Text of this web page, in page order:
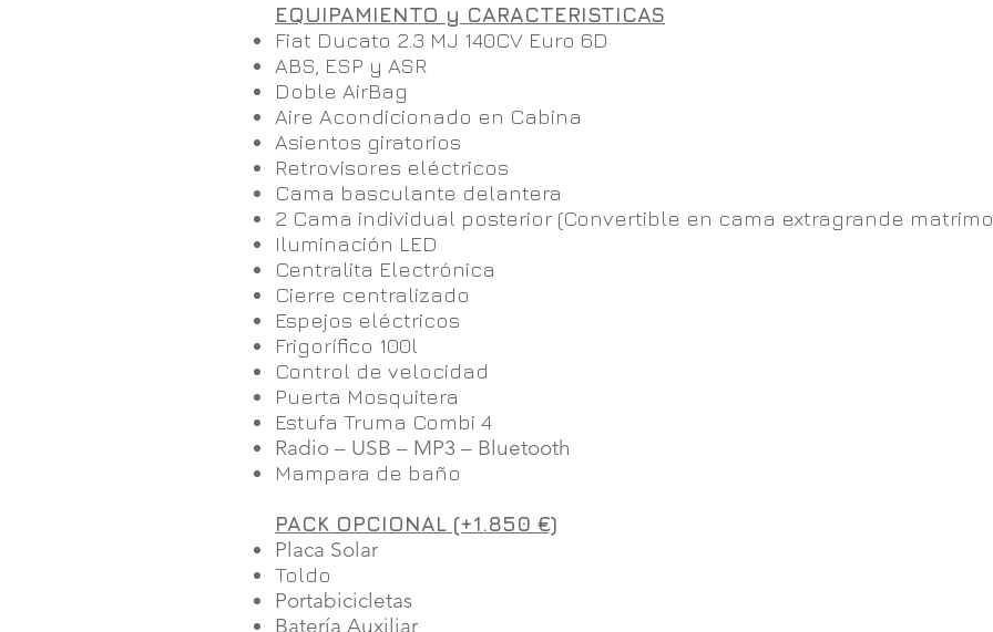
EQUIPAMIENTO y CARACTERISTICAS
Fiat Ducato 2.3 MJ 140CV Euro 6D
ABS, ESP y ASR
Doble AirBag
Aire Acondicionado en Cabina
Asientos giratorios
Retrovisores eléctricos
Cama basculante delantera
2 Cama individual posterior (Convertible en cama extragrande
Iluminación LED
Centralita Electrónica
Cierre centralizado
Espejos eléctricos
Frigorífico 100l
Control de velocidad
Puerta Mosquitera
Estufa Truma Combi 4
Radio – USB – MP3 – Bluetooth​
Mampara de baño
PACK OPCIONAL (+1.850 €)
Placa Solar
Toldo
Portabicicletas
Batería Auxiliar